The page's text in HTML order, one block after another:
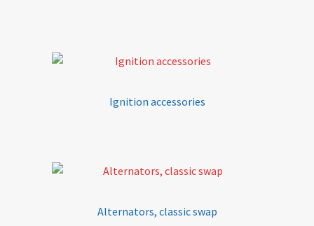
Ignition accessories
Alternators, classic swap